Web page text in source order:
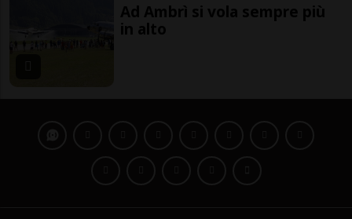
Ad Ambrì si vola sempre più
in alto